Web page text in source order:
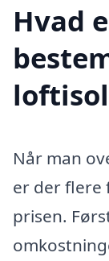
Hvad
Når man
er der flere
prisen.